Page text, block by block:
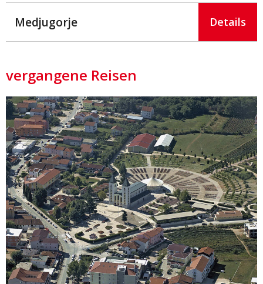
Medjugorje Details
vergangene Reisen
Details